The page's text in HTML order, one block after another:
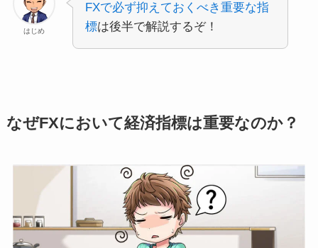
はじめ
FXで必ず抑えておくべき重要な指
標は後半で解説するぞ！
なぜFXにおいて経済指標は重要なのか？